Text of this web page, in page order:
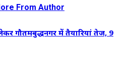
From Author
गौतमबुद्धनगर में तैयारियां तेज, 9